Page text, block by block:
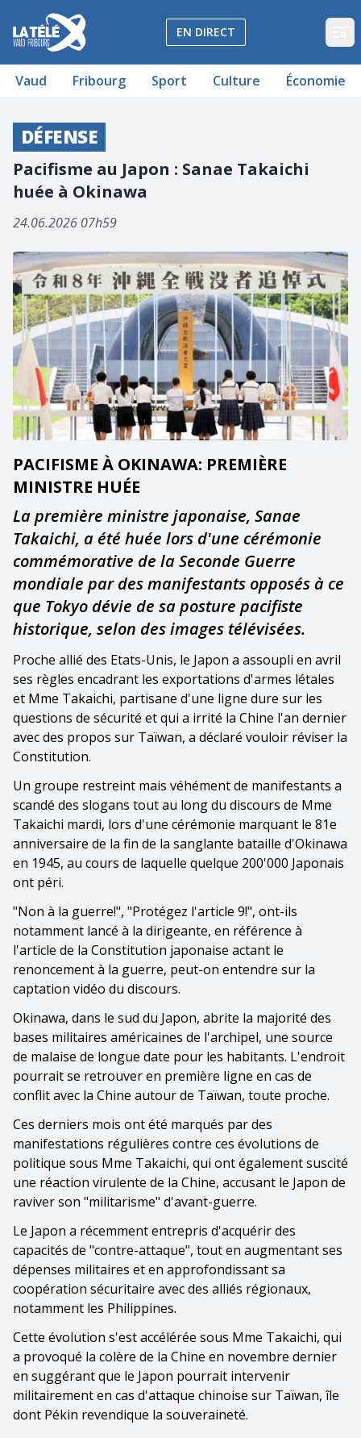
La Télé - Télévision régionale Vaud et Fribourg
EN DIRECT
Vaud Fribourg Sport Culture Économie
DÉFENSE
Pacifisme au Japon : Sanae Takaichi
huée à Okinawa
24.06.2026 07h59
PACIFISME À OKINAWA: PREMIÈRE
MINISTRE HUÉE
La première ministre japonaise, Sanae
Takaichi, a été huée lors d'une cérémonie
commémorative de la Seconde Guerre
mondiale par des manifestants opposés à ce
que Tokyo dévie de sa posture pacifiste
historique, selon des images télévisées.
Proche allié des Etats-Unis, le Japon a assoupli en avril
ses règles encadrant les exportations d'armes létales
et Mme Takaichi, partisane d'une ligne dure sur les
questions de sécurité et qui a irrité la Chine l'an dernier
avec des propos sur Taïwan, a déclaré vouloir réviser la
Constitution.
Un groupe restreint mais véhément de manifestants a
scandé des slogans tout au long du discours de Mme
Takaichi mardi, lors d'une cérémonie marquant le 81e
anniversaire de la fin de la sanglante bataille d'Okinawa
en 1945, au cours de laquelle quelque 200'000 Japonais
ont péri.
"Non à la guerre!", "Protégez l'article 9!", ont-ils
notamment lancé à la dirigeante, en référence à
l'article de la Constitution japonaise actant le
renoncement à la guerre, peut-on entendre sur la
captation vidéo du discours.
Okinawa, dans le sud du Japon, abrite la majorité des
bases militaires américaines de l'archipel, une source
de malaise de longue date pour les habitants. L'endroit
pourrait se retrouver en première ligne en cas de
conflit avec la Chine autour de Taïwan, toute proche.
Ces derniers mois ont été marqués par des
manifestations régulières contre ces évolutions de
politique sous Mme Takaichi, qui ont également suscité
une réaction virulente de la Chine, accusant le Japon de
raviver son "militarisme" d'avant-guerre.
Le Japon a récemment entrepris d'acquérir des
capacités de "contre-attaque", tout en augmentant ses
dépenses militaires et en approfondissant sa
coopération sécuritaire avec des alliés régionaux,
notamment les Philippines.
Cette évolution s'est accélérée sous Mme Takaichi, qui
a provoqué la colère de la Chine en novembre dernier
en suggérant que le Japon pourrait intervenir
militairement en cas d'attaque chinoise sur Taïwan, île
dont Pékin revendique la souveraineté.